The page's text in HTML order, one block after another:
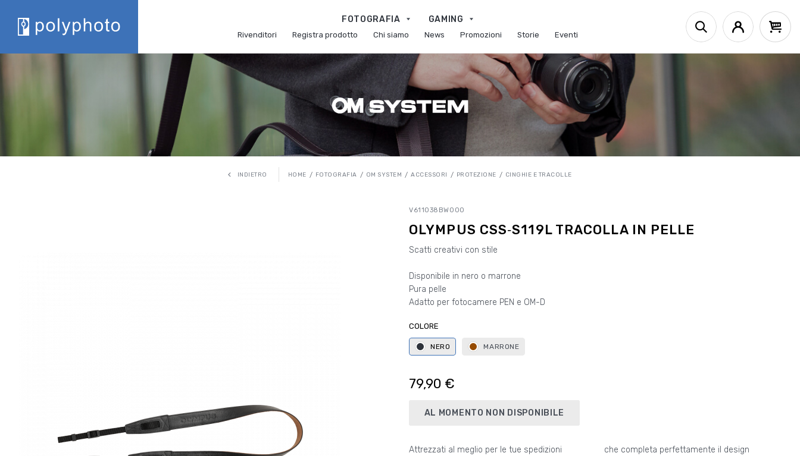
FOTOGRAFIA GAMING
Rivenditori Registra prodotto Chi siamo News Promozioni Storie Eventi
INDIETRO HOME FOTOGRAFIA OM SYSTEM ACCESSORI PROTEZIONE CINGHIE E TRACOLLE
V611038BW000
OLYMPUS CSS‑S119L TRACOLLA IN PELLE
Scatti creativi con stile
Disponibile in nero o marrone
Pura pelle
Adatto per fotocamere PEN e OM-D
COLORE
NERO MARRONE
79,90 €
AL MOMENTO NON DISPONIBILE
Attrezzati al meglio per le tue spedizioni
che completa perfettamente il design